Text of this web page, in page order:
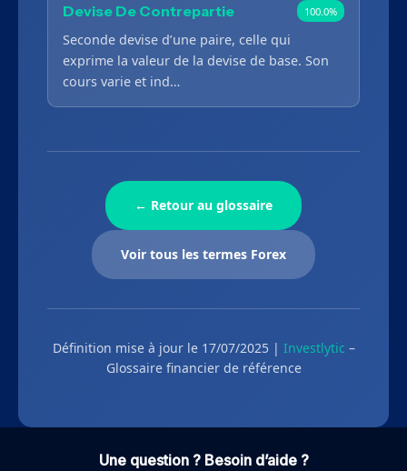
Devise De Contrepartie 100.0%
Seconde devise d’une paire, celle qui
exprime la valeur de la devise de base. Son
cours varie et ind…
← Retour au glossaire
Voir tous les termes Forex
Définition mise à jour le 17/07/2025 | Investlytic –
Glossaire financier de référence
Une question ? Besoin d’aide ?